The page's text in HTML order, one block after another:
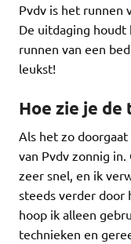
Pvdv is het runnen
De uitdaging
runnen van een
leukst!
Hoe zie je de
Als het zo
van Pvdv zonnig
zeer snel, en ik
steeds verder door
hoop ik alleen
technieken en